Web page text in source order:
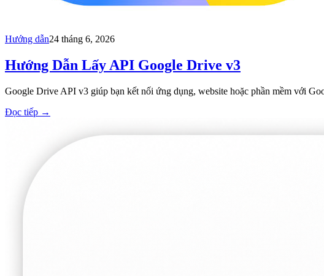
Hướng dẫn24 tháng 6, 2026
Hướng Dẫn Lấy API Google Drive v3
Google Drive API v3 giúp bạn kết nối ứng dụng, website hoặc phần mềm với
Đọc tiếp →